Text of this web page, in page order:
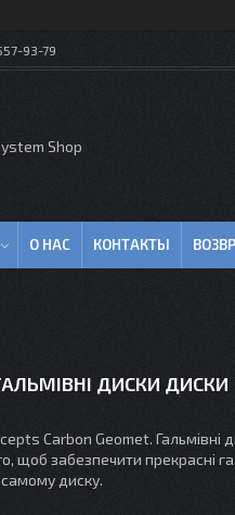
93-79
Shop
О НАС КОНТАКТЫ
ДИСКИ ДИСКИ
Carbon Geomet. Гальмівні
щоб забезпечити прекрасні
диску.